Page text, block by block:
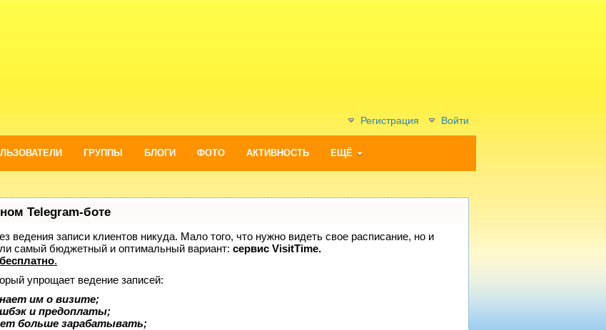
Регистрация Войти
ГРУППЫ БЛОГИ ФОТО АКТИВНОСТЬ ЕЩЁ
Telegram-боте
ведения записи клиентов никуда. Мало того, что нужно видеть свое расписание, но и
самый бюджетный и оптимальный вариант: сервис VisitTime.
.
упрощает ведение записей:
им о визите;
и предоплаты;
больше зарабатывать;